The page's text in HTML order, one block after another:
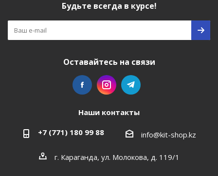
Будьте всегда в курсе!
Оставайтесь на связи
Наши контакты
+7 (771) 180 99 88 info@kit-shop.kz
г. Караганда, ул. Молокова, д. 119/1